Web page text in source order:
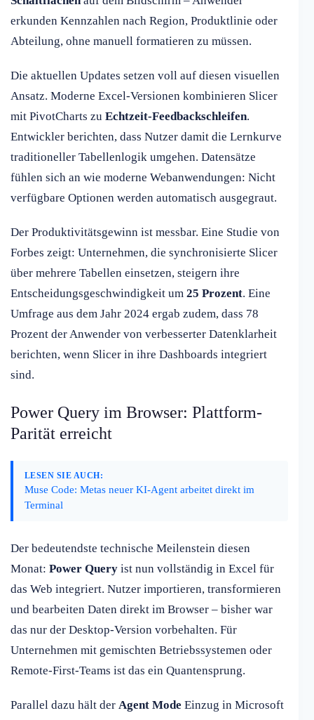
erkunden Kennzahlen nach Region, Produktlinie oder
Abteilung, ohne manuell formatieren zu müssen.
Die aktuellen Updates setzen voll auf diesen visuellen
Ansatz. Moderne Excel-Versionen kombinieren Slicer
mit PivotCharts zu Echtzeit-Feedbackschleifen.
Entwickler berichten, dass Nutzer damit die Lernkurve
traditioneller Tabellenlogik umgehen. Datensätze
fühlen sich an wie moderne Webanwendungen: Nicht
verfügbare Optionen werden automatisch ausgegraut.
Der Produktivitätsgewinn ist messbar. Eine Studie von
Forbes zeigt: Unternehmen, die synchronisierte Slicer
über mehrere Tabellen einsetzen, steigern ihre
Entscheidungsgeschwindigkeit um 25 Prozent. Eine
Umfrage aus dem Jahr 2024 ergab zudem, dass 78
Prozent der Anwender von verbesserter Datenklarheit
berichten, wenn Slicer in ihre Dashboards integriert
sind.
Power Query im Browser: Plattform-
Parität erreicht
LESEN SIE AUCH:
Muse Code: Metas neuer KI-Agent arbeitet direkt im
Terminal
Der bedeutendste technische Meilenstein diesen
Monat: Power Query ist nun vollständig in Excel für
das Web integriert. Nutzer importieren, transformieren
und bearbeiten Daten direkt im Browser – bisher war
das nur der Desktop-Version vorbehalten. Für
Unternehmen mit gemischten Betriebssystemen oder
Remote-First-Teams ist das ein Quantensprung.
Parallel dazu hält der Agent Mode Einzug in Microsoft